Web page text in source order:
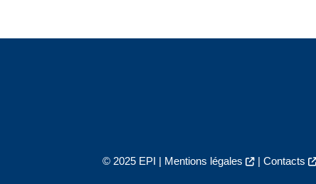
© 2025 EPI | Mentions légales | Contacts